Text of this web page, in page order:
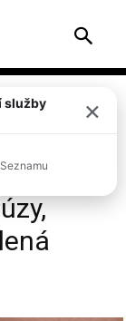
služby
×